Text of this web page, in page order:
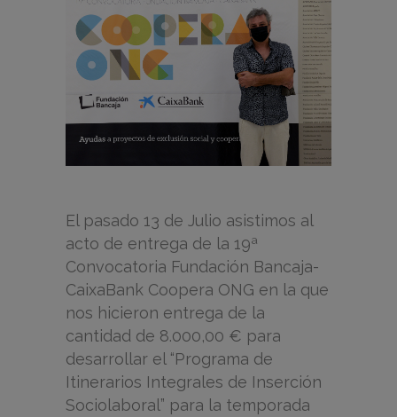
El pasado 13 de Julio asistimos al
acto de entrega de la 19ª
Convocatoria Fundación Bancaja-
CaixaBank Coopera ONG en la que
nos hicieron entrega de la
cantidad de 8.000,00 € para
desarrollar el “Programa de
Itinerarios Integrales de Inserción
Sociolaboral” para la temporada